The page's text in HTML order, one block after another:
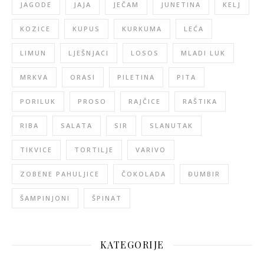
JAGODE JAJA JEČAM JUNETINA KELJ
KOZICE KUPUS KURKUMA LEĆA
LIMUN LJEŠNJACI LOSOS MLADI LUK
MRKVA ORASI PILETINA PITA
PORILUK PROSO RAJČICE RAŠTIKA
RIBA SALATA SIR SLANUTAK
TIKVICE TORTILJE VARIVO
ZOBENE PAHULJICE ČOKOLADA ĐUMBIR
ŠAMPINJONI ŠPINAT
KATEGORIJE